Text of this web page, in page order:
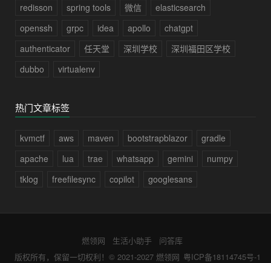
redisson spring tools 微信
elasticsearch
openssh
grpc idea apollo
chatgpt
authenticator
任天堂 深圳学校
深圳福田区学校
dubbo
virtualenv
热门文章标签
kvmctf aws maven bootstrapblazor
gradle
apache
lua trae whatsapp gemini
numpy
tklog
freefilesync copilot googlesans
燃领网 生活小助手
问答库
版权所有，保留一切权利！© 2021-2027 燃领网 粤ICP备18114745号-1